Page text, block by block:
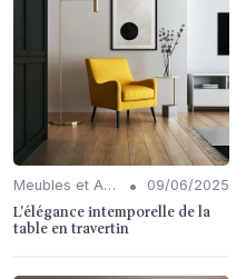
Meubles et Accessoires • 09/06/2025
L'élégance intemporelle de la
table en travertin